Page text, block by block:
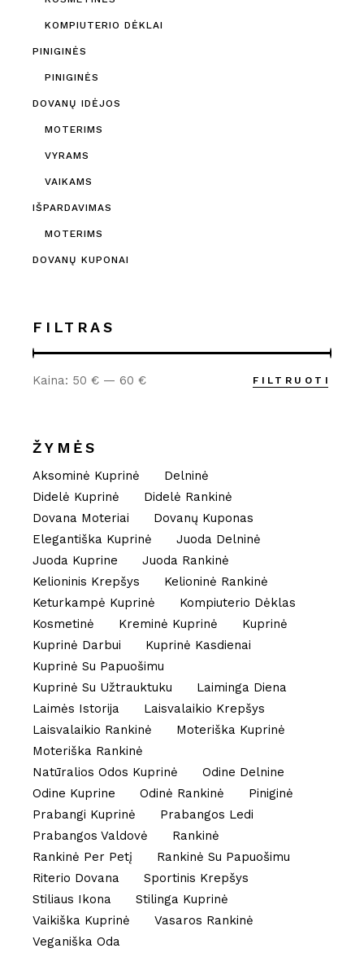
KOMPIUTERIO DĖKLAI
PINIGINĖS
PINIGINĖS
DOVANŲ IDĖJOS
MOTERIMS
VYRAMS
VAIKAMS
IŠPARDAVIMAS
MOTERIMS
DOVANŲ KUPONAI
FILTRAS
FILTRUOTI
Kaina: 50 € — 60 €
ŽYMĖS
Aksominė Kuprinė
Delninė
Didelė Kuprinė
Didelė Rankinė
Dovana Moteriai
Dovanų Kuponas
Elegantiška Kuprinė
Juoda Delninė
Juoda Kuprine
Juoda Rankinė
Kelioninis Krepšys
Kelioninė Rankinė
Keturkampė Kuprinė
Kompiuterio Dėklas
Kosmetinė
Kreminė Kuprinė
Kuprinė
Kuprinė Darbui
Kuprinė Kasdienai
Kuprinė Su Papuošimu
Kuprinė Su Užtrauktuku
Laiminga Diena
Laimės Istorija
Laisvalaikio Krepšys
Laisvalaikio Rankinė
Moteriška Kuprinė
Moteriška Rankinė
Natūralios Odos Kuprinė
Odine Delnine
Odine Kuprine
Odinė Rankinė
Piniginė
Prabangi Kuprinė
Prabangos Ledi
Prabangos Valdovė
Rankinė
Rankinė Per Petį
Rankinė Su Papuošimu
Riterio Dovana
Sportinis Krepšys
Stiliaus Ikona
Stilinga Kuprinė
Vaikiška Kuprinė
Vasaros Rankinė
Veganiška Oda